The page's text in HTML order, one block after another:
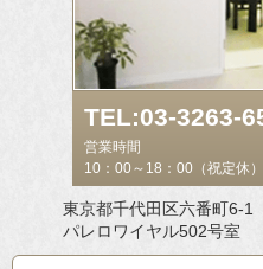
TEL:03-3263-
営業時間
10：00～18：00（祝定休）
東京都千代田区六番町6-1
パレロワイヤル502号室